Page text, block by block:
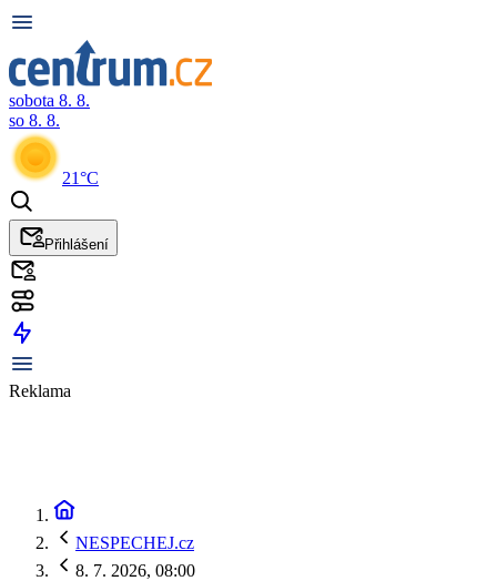
sobota 8. 8.
so 8. 8.
21°C
Přihlášení
Reklama
NESPECHEJ.cz
8. 7. 2026, 08:00